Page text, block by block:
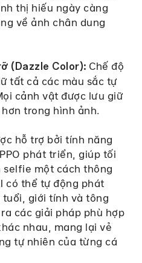
thị hiếu ngày càng
về ảnh chân dung
(Dazzle Color): Chế độ
tất cả các màu sắc tự
cảnh vật được lưu giữ
trong hình ảnh.
hỗ trợ bởi tính năng
phát triển, giúp tối
selfie một cách thông
có thể tự động phát
giới tính và tông
các giải pháp phù hợp
nhau, mang lại vẻ
tự nhiên của từng cá